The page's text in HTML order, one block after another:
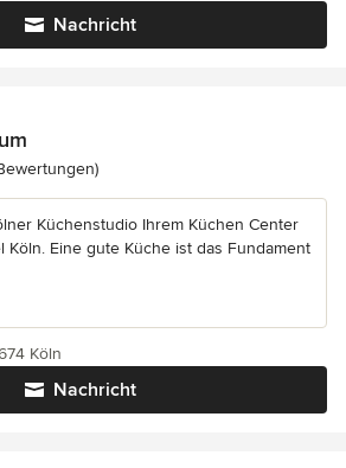
Nachricht
4.8 von 5 Sternen
Küchenstudio Ihrem Küchen Center
Köln. Eine gute Küche ist das Fundament
Nachricht
Köln